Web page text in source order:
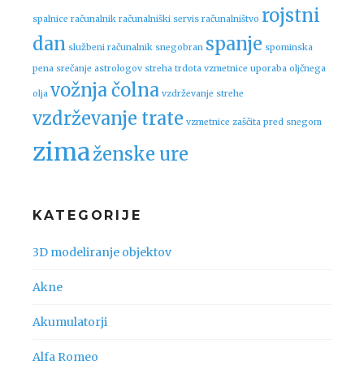
spalnice računalnik računalniški servis računalništvo rojstni
dan službeni računalnik snegobran spanje spominska
pena srečanje astrologov streha trdota vzmetnice uporaba oljčnega
olja vožnja čolna vzdrževanje strehe
vzdrževanje trate vzmetnice zaščita pred snegom
zimaženske ure
KATEGORIJE
3D modeliranje objektov
Akne
Akumulatorji
Alfa Romeo